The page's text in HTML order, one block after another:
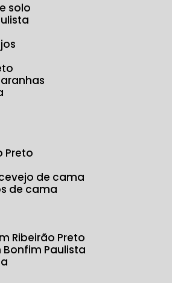
solo
Preto
de cama
de cama
Ribeirão Preto
Bonfim Paulista